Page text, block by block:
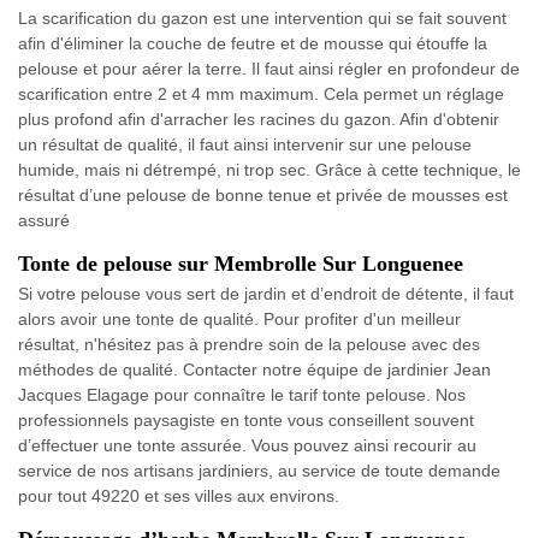
La scarification du gazon est une intervention qui se fait souvent
afin d'éliminer la couche de feutre et de mousse qui étouffe la
pelouse et pour aérer la terre. Il faut ainsi régler en profondeur de
scarification entre 2 et 4 mm maximum. Cela permet un réglage
plus profond afin d'arracher les racines du gazon. Afin d'obtenir
un résultat de qualité, il faut ainsi intervenir sur une pelouse
humide, mais ni détrempé, ni trop sec. Grâce à cette technique, le
résultat d’une pelouse de bonne tenue et privée de mousses est
assuré
Tonte de pelouse sur Membrolle Sur Longuenee
Si votre pelouse vous sert de jardin et d’endroit de détente, il faut
alors avoir une tonte de qualité. Pour profiter d'un meilleur
résultat, n'hésitez pas à prendre soin de la pelouse avec des
méthodes de qualité. Contacter notre équipe de jardinier Jean
Jacques Elagage pour connaître le tarif tonte pelouse. Nos
professionnels paysagiste en tonte vous conseillent souvent
d’effectuer une tonte assurée. Vous pouvez ainsi recourir au
service de nos artisans jardiniers, au service de toute demande
pour tout 49220 et ses villes aux environs.